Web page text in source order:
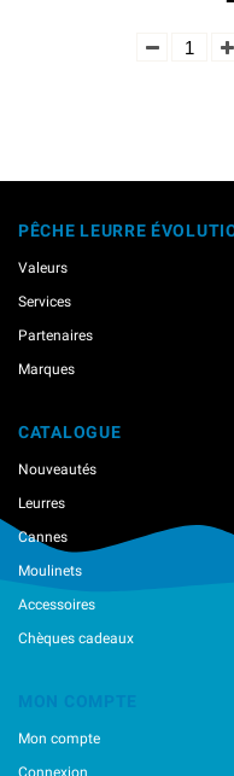
PÊCHE LEURRE
Valeurs
Services
Partenaires
Marques
CATALOGUE
Nouveautés
Leurres
Cannes
Moulinets
Accessoires
Chèques cadeaux
MON COMPTE
Mon compte